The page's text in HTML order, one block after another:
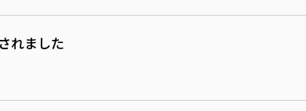
れました